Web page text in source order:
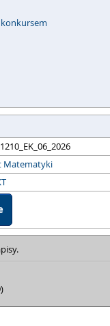
Matematyki